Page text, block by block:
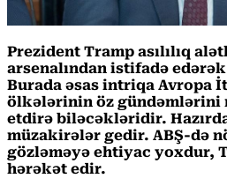
Prezident Tramp asılılıq
arsenalından istifadə
Burada əsas intriqa Avropa
ölkələrinin öz gündəmlərini
etdirə biləcəkləridir. Hazırda
müzakirələr gedir. ABŞ-də
gözləməyə ehtiyac yoxdur,
hərəkət edir.